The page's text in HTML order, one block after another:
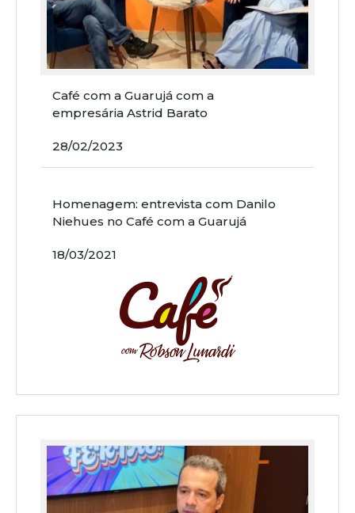
Café com a Guarujá com a
empresária Astrid Barato
28/02/2023
Homenagem: entrevista com Danilo
Niehues no Café com a Guarujá
18/03/2021